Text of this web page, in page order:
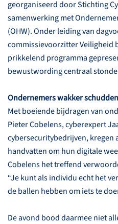
georganiseerd door Stichting
samenwerking met
(OHW). Onder leiding van
commissievoorzitter Veiligheid
prikkelend programma
bewustwording centraal
Ondernemers wakker schudden
Met boeiende bijdragen van
Pieter Cobelens, cyberexpert
cybersecuritybedrijven, kregen
handvatten om hun digitale
Cobelens het treffend
“Je kunt als individu echt het
de ballen hebben om iets te
De avond bood daarmee niet